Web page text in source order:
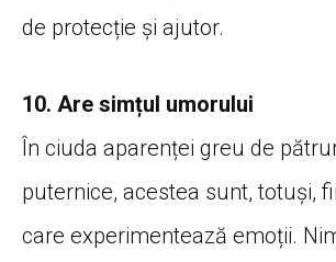
de protecție și ajutor.
10. Are simțul umorului
În ciuda aparenței greu de
puternice, acestea sunt, totuși,
care experimentează emoții.